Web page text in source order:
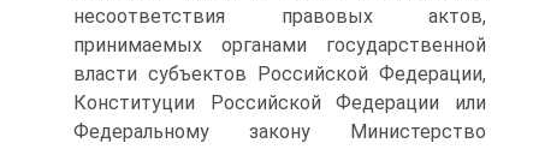
несоответствия правовых актов,
принимаемых органами государственной
власти субъектов Российской Федерации,
Конституции Российской Федерации или
Федеральному закону Министерство